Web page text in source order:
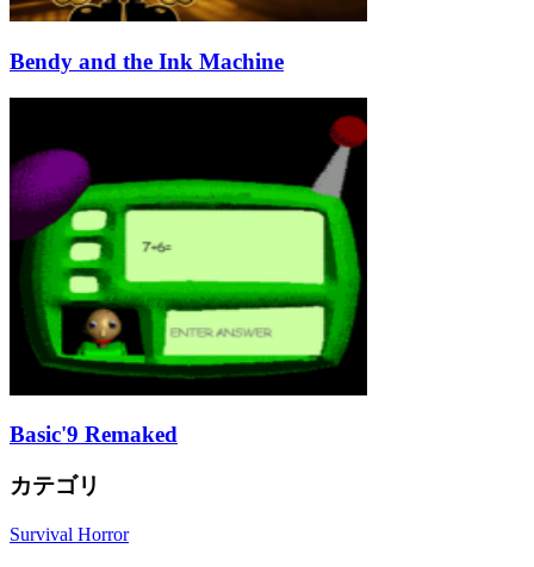
Bendy and the Ink Machine
Basic'9 Remaked
カテゴリ
Survival Horror